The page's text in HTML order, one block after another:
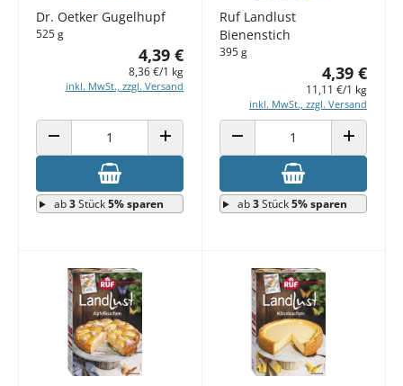
Dr. Oetker Gugelhupf
525 g
4,39 €
8,36 €/1 kg
inkl. MwSt., zzgl. Versand
ANZAHL VERRINGERN ANZAHL ERHÖHEN
ab3Stück5% sparen
Ruf Landlust
Bienenstich
395 g
4,39 €
11,11 €/1 kg
inkl. MwSt., zzgl. Versand
ANZAHL VERRINGERN ANZAHL
ab3Stück5% sparen